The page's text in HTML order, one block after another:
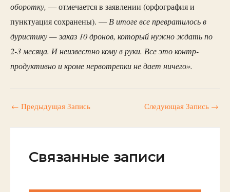
оборотку, — отмечается в заявлении (орфография и
пунктуация сохранены). —В итоге все превратилось в
дуристику — заказ 10 дронов, который нужно ждать по
2-3 месяца. И неизвестно кому в руки. Все это контр-
продуктивно и кроме нервотрепки не дает ничего».
← Предыдущая Запись Следующая Запись →
Связанные записи